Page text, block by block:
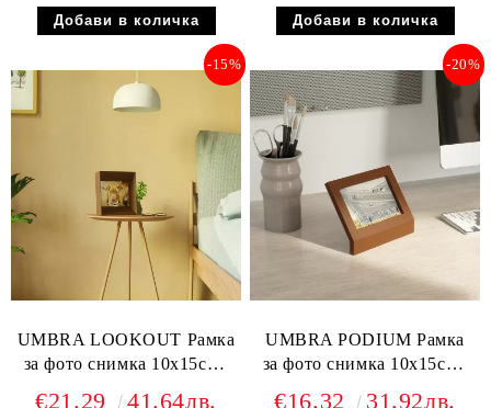
UMBRA LOOKOUT Рамка
за фото снимка 10х15см.,
-15%
€21.29 41.64лв.
UMBRA PODIUM Рамка
за фото снимка 10х15см.,
-20%
€16.32 31.92лв.